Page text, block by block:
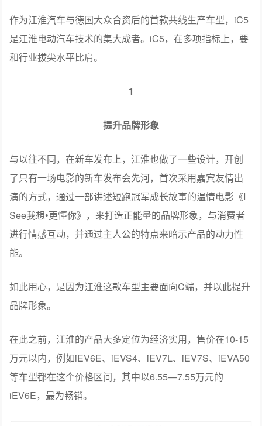
作为江淮汽车与德国大众合资后的首款共线生产车型，iC5
是江淮电动汽车技术的集大成者。iC5，在多项指标上，要
和行业拔尖水平比肩。
1
提升品牌形象
与以往不同，在新车发布上，江淮也做了一些设计，开创
了只有一场电影的新车发布会先河，首次采用嘉宾友情出
演的方式，通过一部讲述短跑冠军成长故事的温情电影《I
See我想•更懂你》，来打造正能量的品牌形象，与消费者
进行情感互动，并通过主人公的特点来暗示产品的动力性
能。
如此用心，是因为江淮这款车型主要面向C端，并以此提升
品牌形象。
在此之前，江淮的产品大多定位为经济实用，售价在10-15
万元以内，例如iEV6E、iEVS4、iEV7L、iEV7S、iEVA50
等车型都在这个价格区间，其中以6.55—7.55万元的
iEV6E，最为畅销。